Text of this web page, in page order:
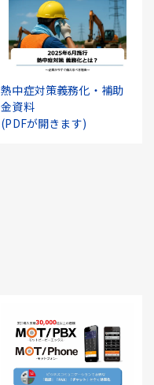
熱中症対策義務化・補助
金資料
(PDFが開きます)